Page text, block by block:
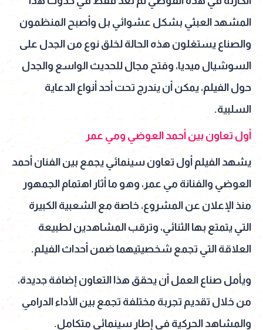
المشهد العبثي بشكل عشوائي بل وأصبح المنظمون
والصناع يستغلون هذه الحالة لخلق نوع من الجدل على
السوشيال ميديا، وفتح مجال للحديث الواسع والجدل
حول الفيلم، يمكن أن يندرج تحت أحد أنواع الدعاية
السلبية.
أول تعاون بين أحمد العوضي ومي عمر
يشهد الفيلم أول تعاون سينمائي يجمع بين الفنان أحمد
العوضي والفنانة مي عمر، وهو ما أثار اهتمام الجمهور
منذ الإعلان عن المشروع، خاصة مع الشعبية الكبيرة
التي يتمتع بها الثنائي، وترقب المشاهدين لطبيعة
العلاقة التي تجمع شخصيتيهما ضمن أحداث الفيلم.
ويأمل صناع العمل أن يحقق هذا التعاون إضافة جديدة،
من خلال تقديم تجربة مختلفة تجمع بين الأداء الدرامي
والمشاهد الحركية في إطار سينمائي متكامل.